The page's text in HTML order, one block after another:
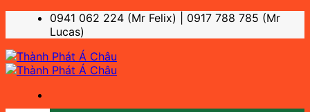
dung
0941 062 224 (Mr Felix) | 0917 788 785 (Mr
Lucas)